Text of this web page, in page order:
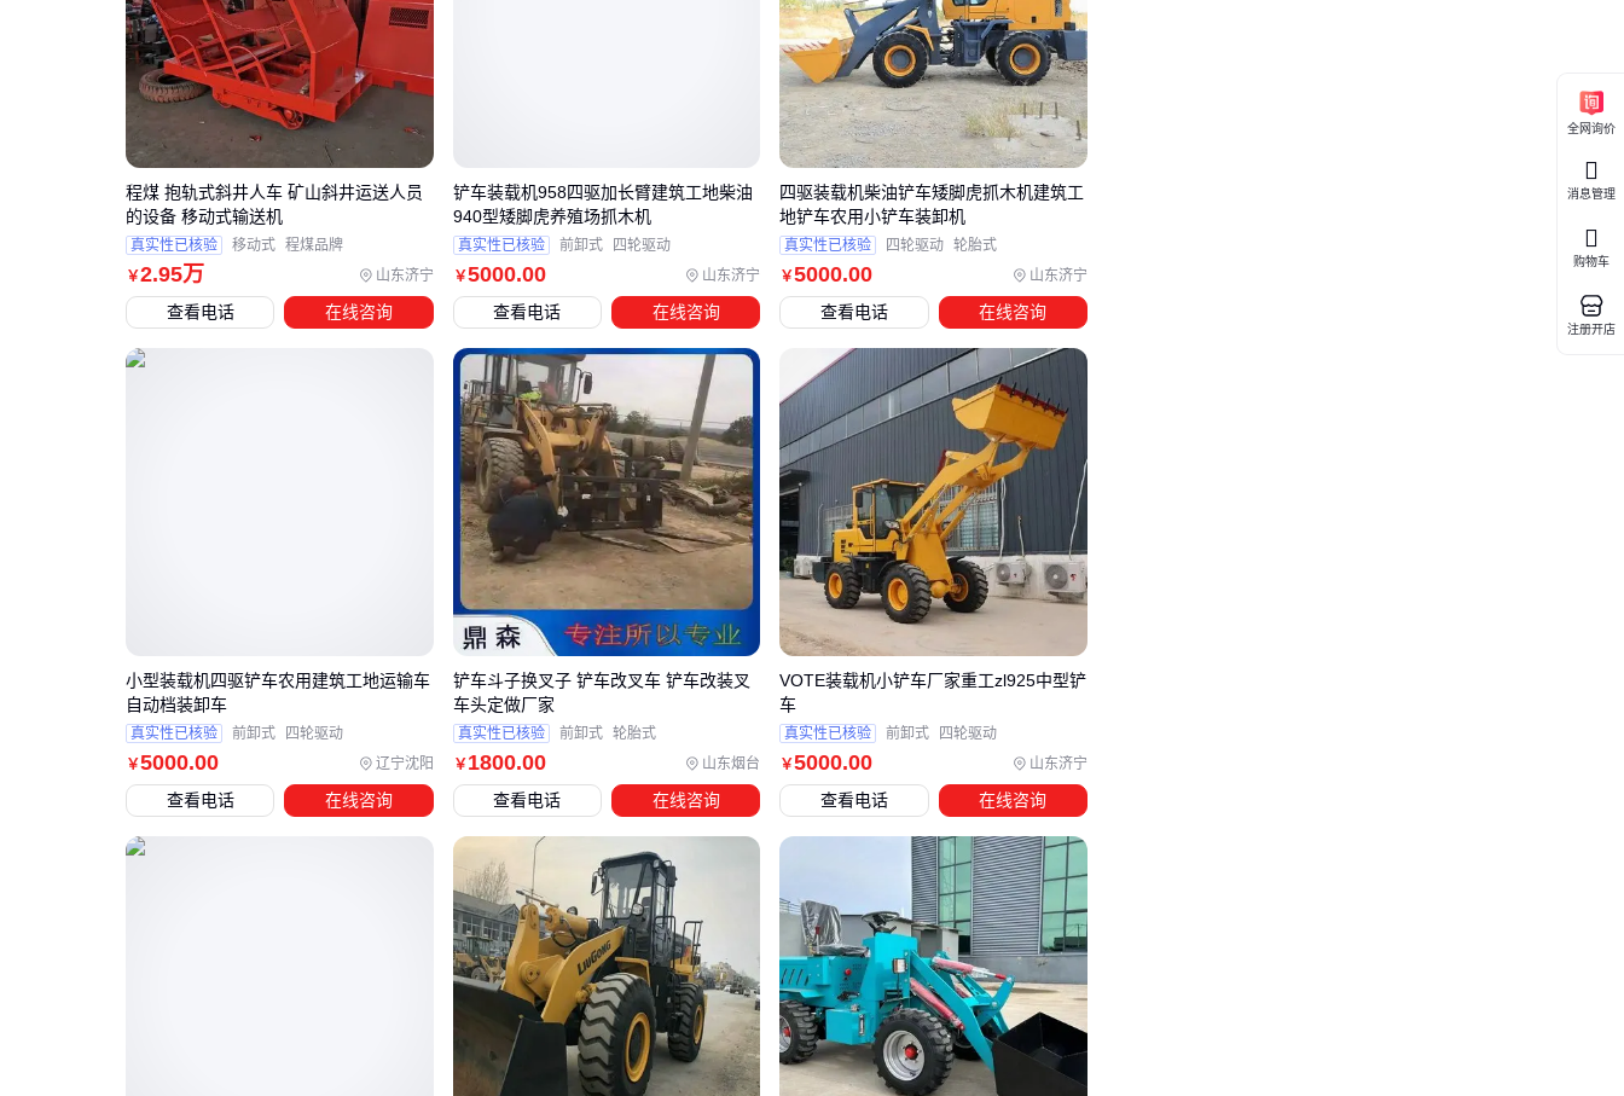
凭借宽胎面和短轴距，适合建筑工地、林区等不
规则地面，但转弯半径会略大于普通型号
电动叉车
零排放的特性更适合食品车间、仓储物流中心，
但需考虑充电设施布局
部分机型可通过快换装置实现铲斗、叉架、钻头等多功能切
决策提示
：特种场景（如矿井、冷库）务必确认设备的防护等
级和温度适应性。
四、铲车使用中不可或缺的配套设备
采购主设备后，这些配套投入往往被低估：
损耗件更换 ：
叉车轮胎
的耐磨性直接影响运营成本，实心胎适合碎石场
地，充气胎则提供更好减震
能源管理：
叉车电池
的循环寿命和充电效率决定了电动车型的停机时
间，铅酸电池性价比高但维护频繁
属具扩展
：
10%-15%预算
经验之谈：配套设备的采购渠道最好与主机一致，避免兼容性
问题。
五、铲车日常维护中的注意事项
这些细节能延长设备寿命：
￥2.95万 山东济宁
程煤 抱轨式斜井人车 矿山斜井运送人员
的设备 移动式输送机
真实性已核验 移动式 程煤品牌
查看电话 在线咨询
￥5000.00 山东济宁
铲车装载机958四驱加长臂建筑工地柴油
940型矮脚虎养殖场抓木机
真实性已核验 前卸式 四轮驱动
查看电话 在线咨询
￥5000.00 山东济宁
四驱装载机柴油铲车矮脚虎抓木机建筑工
地铲车农用小铲车装卸机
真实性已核验 四轮驱动 轮胎式
查看电话 在线咨询
￥5000.00 辽宁沈阳
小型装载机四驱铲车农用建筑工地运输车
自动档装卸车
真实性已核验 前卸式 四轮驱动
查看电话 在线咨询
￥1800.00 山东烟台
铲车斗子换叉子 铲车改叉车 铲车改装叉
车头定做厂家
真实性已核验 前卸式 轮胎式
查看电话 在线咨询
￥5000.00 山东济宁
VOTE装载机小铲车厂家重工zl925中型铲
车
真实性已核验 前卸式 四轮驱动
查看电话 在线咨询
全网询价
消息管理
购物车
注册开店